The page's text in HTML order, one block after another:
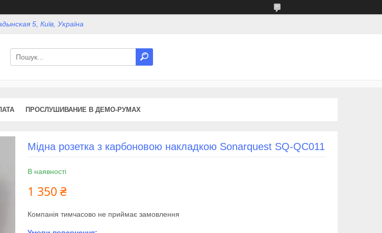
5, Київ, Україна
ПРОСЛУШИВАНИЕ В ДЕМО-РУМАХ
Мідна розетка з карбоновою накладкою Sonarquest SQ-QC011
В наявності
1 350 ₴
Компанія тимчасово не приймає замовлення